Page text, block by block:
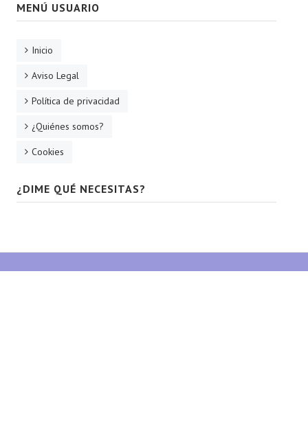
MENÚ USUARIO
Inicio
Aviso Legal
Política de privacidad
¿Quiénes somos?
Cookies
¿DIME QUÉ NECESITAS?